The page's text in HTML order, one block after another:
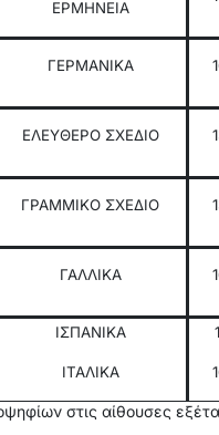
ΕΡΜΗΝΕΙΑ
ΓΕΡΜΑΝΙΚΑ
ΕΛΕΥΘΕΡΟ ΣΧΕΔΙΟ
ΓΡΑΜΜΙΚΟ ΣΧΕΔΙΟ
ΓΑΛΛΙΚΑ
ΙΣΠΑΝΙΚΑ
ΙΤΑΛΙΚΑ
στις αίθουσες